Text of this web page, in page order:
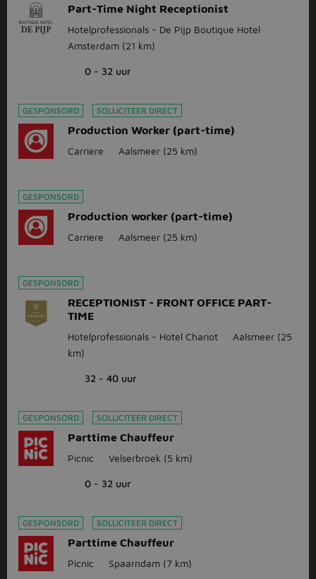
Part-Time Night Receptionist
Hotelprofessionals - De Pijp Boutique Hotel
Amsterdam (21 km)
0 - 32 uur
GESPONSORD SOLLICITEER DIRECT
Production Worker (part-time)
Carriere Aalsmeer (25 km)
GESPONSORD
Production worker (part-time)
Carriere Aalsmeer (25 km)
GESPONSORD
RECEPTIONIST - FRONT OFFICE PART-
TIME
Hotelprofessionals - Hotel Chariot Aalsmeer (25
km)
32 - 40 uur
GESPONSORD SOLLICITEER DIRECT
Parttime Chauffeur
Picnic Velserbroek (5 km)
0 - 32 uur
GESPONSORD SOLLICITEER DIRECT
Parttime Chauffeur
Picnic Spaarndam (7 km)